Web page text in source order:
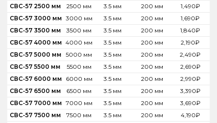
СВС-57 2500 мм
2500 мм 3.5 мм 200 мм 1,490₽
СВС-57 3000 мм 3000 мм 3.5 мм 200 мм 1,690₽
СВС-57 3500 мм
3500 мм 3.5 мм 200 мм 1,840₽
СВС-57 4000 мм 4000 мм 3.5 мм 200 мм 2,190₽
СВС-57 5000 мм
5000 мм 3.5 мм 200 мм 2,490₽
СВС-57 5500 мм
5500 мм 3.5 мм 200 мм 2,690₽
СВС-57 6000 мм
6000 мм 3.5 мм 200 мм 2,990₽
СВС-57 6500 мм
6500 мм 3.5 мм 200 мм 3,390₽
СВС-57 7000 мм 7000 мм 3.5 мм 200 мм 3,690₽
СВС-57 7500 мм
7500 мм 3.5 мм 200 мм 4,190₽